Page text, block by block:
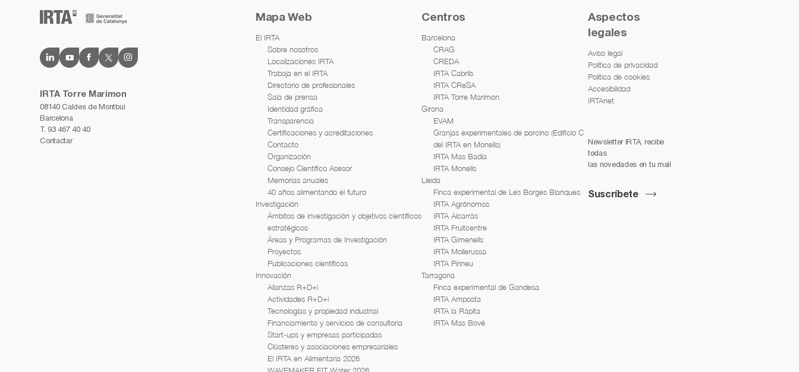
IRTA Torre Marimon
08140 Caldes de Montbui
Barcelona
T. 93 467 40 40
Contactar
Mapa Web
El IRTA
Sobre nosotros
Localizaciones IRTA
Trabaja en el IRTA
Directorio de profesionales
Sala de prensa
Identidad gráfica
Transparencia
Certificaciones y acreditaciones
Contacto
Organización
Consejo Científico Asesor
Memorias anuales
40 años alimentando el futuro
Investigación
Ámbitos de investigación y objetivos científicos
estratégicos
Áreas y Programas de Investigación
Proyectos
Publicaciones científicas
Innovación
Alianzas R+D+i
Actividades R+D+i
Tecnologías y propiedad industrial
Financiamiento y servicios de consultoria
Start-ups y empresas participadas
Clústeres y asociaciones empresariales
El IRTA en Alimentaria 2026
Centros
Barcelona
CRAG
CREDA
IRTA Cabrils
IRTA CReSA
IRTA Torre Marimon
Girona
EVAM
Granjas experimentales de porcino (Edificio C
del IRTA en Monells)
IRTA Mas Badia
IRTA Monells
Lleida
Finca experimental de Les Borges Blanques
IRTA Agrónomos
IRTA Alcarràs
IRTA Fruitcentre
IRTA Gimenells
IRTA Mollerussa
IRTA Pirineu
Tarragona
Finca experimental de Gandesa
IRTA Amposta
IRTA la Rápita
IRTA Mas Bové
Aspectos
legales
Aviso legal
Política de privacidad
Política de cookies
Accesibilidad
IRTAnet
Newsletter IRTA, recibe
todas
las novedades en tu mail
Suscríbete